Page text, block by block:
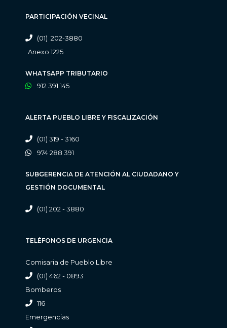
PARTICIPACIÓN VECINAL
(01) 202-3880
Anexo 1225
WHATSAPP TRIBUTARIO
912 391 145
ALERTA PUEBLO LIBRE Y FISCALIZACIÓN
(01) 319 - 3160
974 288 391
SUBGERENCIA DE ATENCIÓN AL CIUDADANO Y
GESTIÓN DOCUMENTAL
(01) 202 - 3880
TELÉFONOS DE URGENCIA
Comisaria de Pueblo Libre
(01) 462 - 0893
Bomberos
116
Emergencias